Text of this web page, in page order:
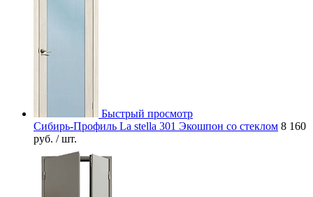
Быстрый просмотр
Сибирь-Профиль La stella 301 Экошпон со стеклом 8 160
руб. / шт.